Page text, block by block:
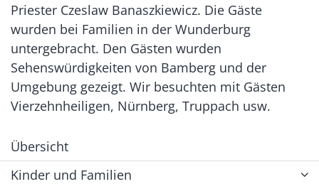
Priester Czeslaw Banaszkiewicz. Die Gäste
wurden bei Familien in der Wunderburg
untergebracht. Den Gästen wurden
Sehenswürdigkeiten von Bamberg und der
Umgebung gezeigt. Wir besuchten mit Gästen
Vierzehnheiligen, Nürnberg, Truppach usw.
Übersicht
Kinder und Familien